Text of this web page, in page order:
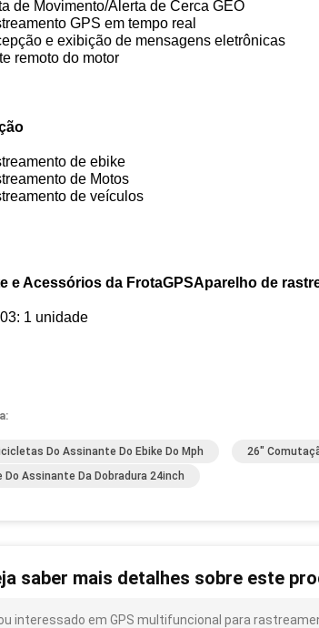
de Movimento/Alerta de Cerca GEO
GPS em tempo real
e exibição de mensagens eletrônicas
remoto do motor
de ebike
de Motos
de veículos
e Acessórios da FrotaGPSAparelho de
1 unidade
Do Assinante Do Ebike Do Mph
26"
Do Assinante Da Dobradura 24inch
saber mais detalhes sobre este
interessado em GPS multifuncional para